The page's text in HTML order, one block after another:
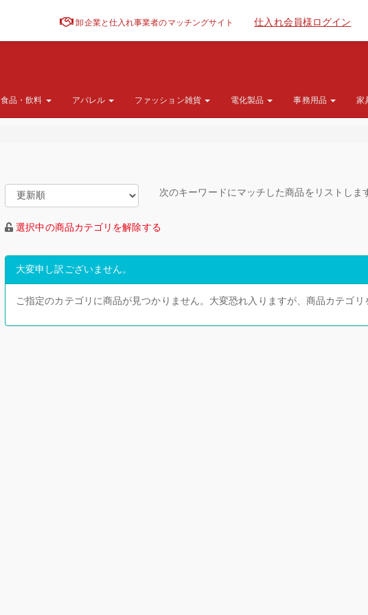
卸企業と仕入れ事業者のマッチングサイト 仕入れ会員様ログイン
食品・飲料 アパレル ファッション雑貨 電化製品 事務用品 家
次のキーワードにマッチした商品をリストしま
選択中の商品カテゴリを解除する
大変申し訳ございません。
ご指定のカテゴリに商品が見つかりません。大変恐れ入りますが、商品カテゴリ